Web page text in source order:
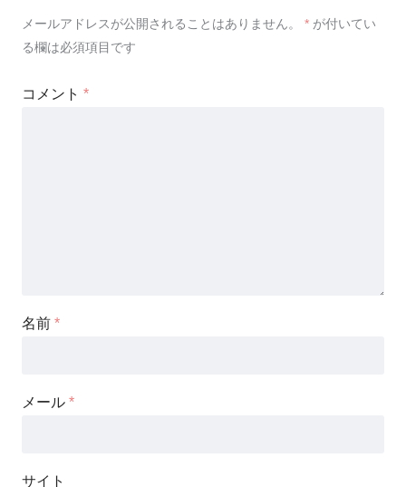
メールアドレスが公開されることはありません。 * が付いてい
る欄は必須項目です
コメント *
名前 *
メール *
サイト